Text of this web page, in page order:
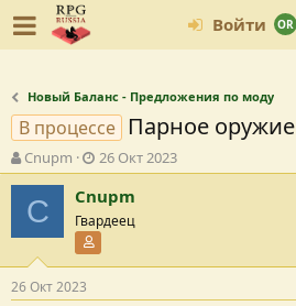
Войти
Новый Баланс - Предложения по моду
В процессе Парное оружие
А
в
о
р
м
Cnupm
Д
а
т
а
с
о
д
26 Окт 2023
C Cnupm
Гвардеец
26 Окт 2023